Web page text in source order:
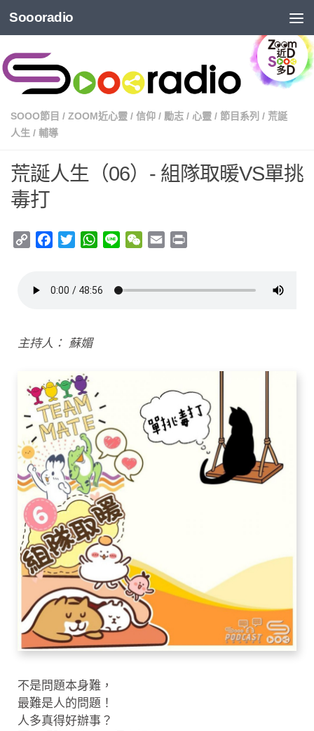
Soooradio
SOOO節目 / ZOOM近心靈 / 信仰 / 勵志 / 心靈 / 節目系列 / 荒誕
人生 / 輔導
荒誕人生（06）- 組隊取暖VS單挑
毒打
Copy
Facebook
TwitterWhatsApp
Line WeChat
Email
主持人： 蘇媚
不是問題本身難，
最難是人的問題！
人多真得好辦事？